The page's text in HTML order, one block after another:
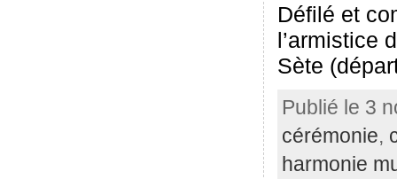
Défilé et
l’armistice
Sète
Publié le 3
cérémonie,
harmonie